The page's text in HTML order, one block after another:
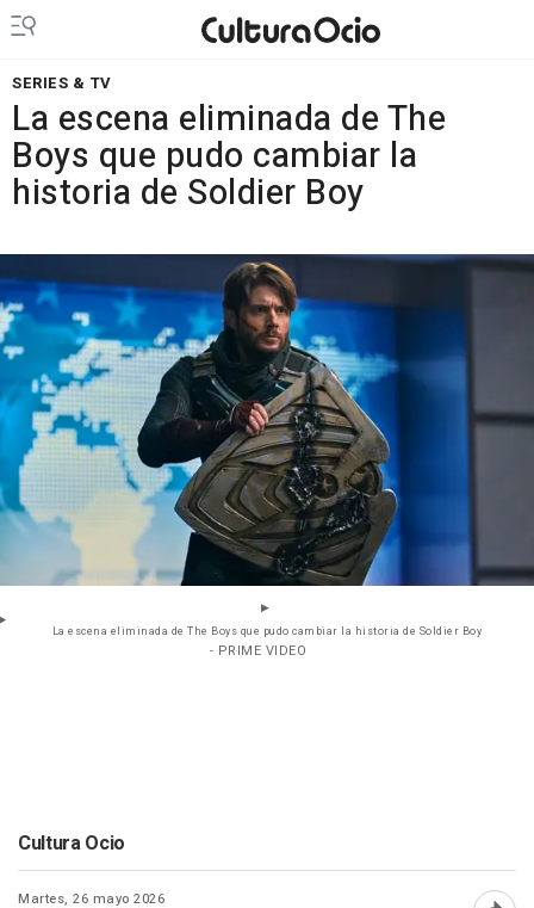
SERIES & TV
La escena eliminada de The
Boys que pudo cambiar la
historia de Soldier Boy
La escena eliminada de The Boys que pudo cambiar la historia de Soldier Boy
- PRIME VIDEO
Cultura Ocio
Martes, 26 mayo 2026